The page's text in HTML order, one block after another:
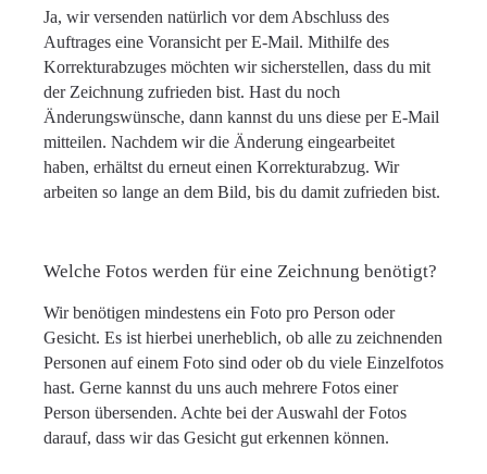
Ja, wir versenden natürlich vor dem Abschluss des
Auftrages eine Voransicht per E-Mail. Mithilfe des
Korrekturabzuges möchten wir sicherstellen, dass du mit
der Zeichnung zufrieden bist. Hast du noch
Änderungswünsche, dann kannst du uns diese per E-Mail
mitteilen. Nachdem wir die Änderung eingearbeitet
haben, erhältst du erneut einen Korrekturabzug. Wir
arbeiten so lange an dem Bild, bis du damit zufrieden bist.
Welche Fotos werden für eine Zeichnung benötigt?
Wir benötigen mindestens ein Foto pro Person oder
Gesicht. Es ist hierbei unerheblich, ob alle zu zeichnenden
Personen auf einem Foto sind oder ob du viele Einzelfotos
hast. Gerne kannst du uns auch mehrere Fotos einer
Person übersenden. Achte bei der Auswahl der Fotos
darauf, dass wir das Gesicht gut erkennen können.